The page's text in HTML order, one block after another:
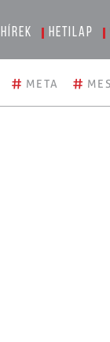
Hírek Hetilap
# META #